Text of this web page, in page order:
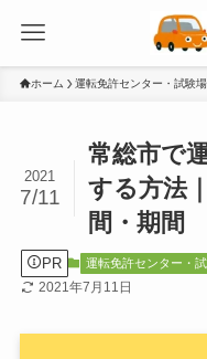
ホーム 運転免許センター・試験
常総市で
する方法
間・期間
2021
7/11
PR 運転免許センター・
2021年7月11日